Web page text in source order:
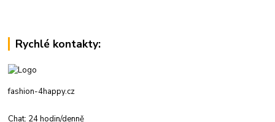
Rychlé kontakty:
fashion-4happy.cz
Chat: 24 hodin/denně